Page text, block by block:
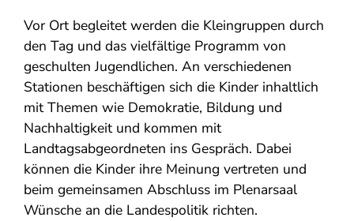
Vor Ort begleitet werden die Kleingruppen durch
den Tag und das vielfältige Programm von
geschulten Jugendlichen. An verschiedenen
Stationen beschäftigen sich die Kinder inhaltlich
mit Themen wie Demokratie, Bildung und
Nachhaltigkeit und kommen mit
Landtagsabgeordneten ins Gespräch. Dabei
können die Kinder ihre Meinung vertreten und
beim gemeinsamen Abschluss im Plenarsaal
Wünsche an die Landespolitik richten.